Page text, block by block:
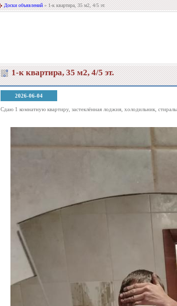
Доски объявлений» 1-к квартира, 35 м2, 4/5 эт.
1-к квартира, 35 м2, 4/5 эт.
2026-06-04
Сдаю 1 комнатную квартиру, застеклённая лоджия, холодильник,